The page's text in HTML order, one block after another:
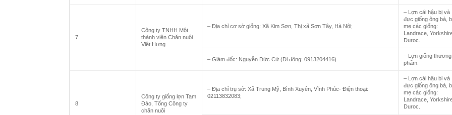
7
Công ty TNHH Một
thành viên Chăn nuôi
Việt Hưng
– Địa chỉ cơ sở giống: Xã Kim Sơn, Thị xã Sơn Tây, Hà Nội;
– Lợn cái hậu bị và
đực giống ông bà,
mẹ các giống:
Landrace,
Duroc.
– Giám đốc: Nguyễn Đức Cử (Di động: 0913204416)
– Lợn giống thương
phẩm.
8
Công ty giống lợn Tam
Đảo, Tổng Công ty
chăn nuôi
– Địa chỉ trụ sở: Xã Trung Mỹ, Bình Xuyên, Vĩnh Phúc- Điện thoại:
02113832083;
– Lợn cái hậu bị và
đực giống ông bà,
mẹ các giống:
Landrace,
Duroc.